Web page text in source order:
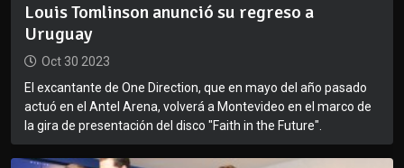
Louis Tomlinson anunció su regreso a
Uruguay
Oct 30 2023
El excantante de One Direction, que en mayo del año pasado
actuó en el Antel Arena, volverá a Montevideo en el marco de
la gira de presentación del disco "Faith in the Future".